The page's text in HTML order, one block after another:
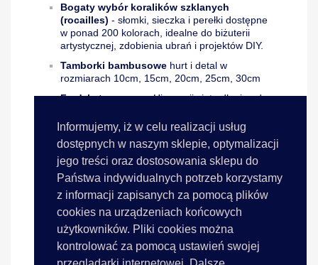
Informujemy, iż w celu realizacji usług
dostępnych w naszym sklepie, optymalizacji
jego treści oraz dostosowania sklepu do
Państwa indywidualnych potrzeb korzystamy
z informacji zapisanych za pomocą plików
cookies na urządzeniach końcowych
użytkowników. Pliki cookies można
kontrolować za pomocą ustawień swojej
Bogaty wybór koralików szklanych
(rocailles) - słomki, sieczka i perełki dostępne
w ponad 200 kolorach, idealne do biżuterii
artystycznej, zdobienia ubrań i projektów DIY.
Tamborki bambusowe hurt i detal w
rozmiarach 10cm, 15cm, 20cm, 25cm, 30cm
Frędzle tanecznez Hiszpanii cięte długie od
poliamidowe, hurt i detal, kupuj online taniej
Delikatne koronki gipiury iekskluzywne
hafty na bawełnieimportowane bezpośrednio
ze Szwajcarii - najwyższa jakość dla
wymagających projektantów.
Oryginalne aksamitki elastyczneirypsy
francuskie w bogatej palecie kolorów -
doskonałe do wykańczania odzieży i projektów
krawieckich.
Wstążki atłasowe dwustronnefrancuskie i